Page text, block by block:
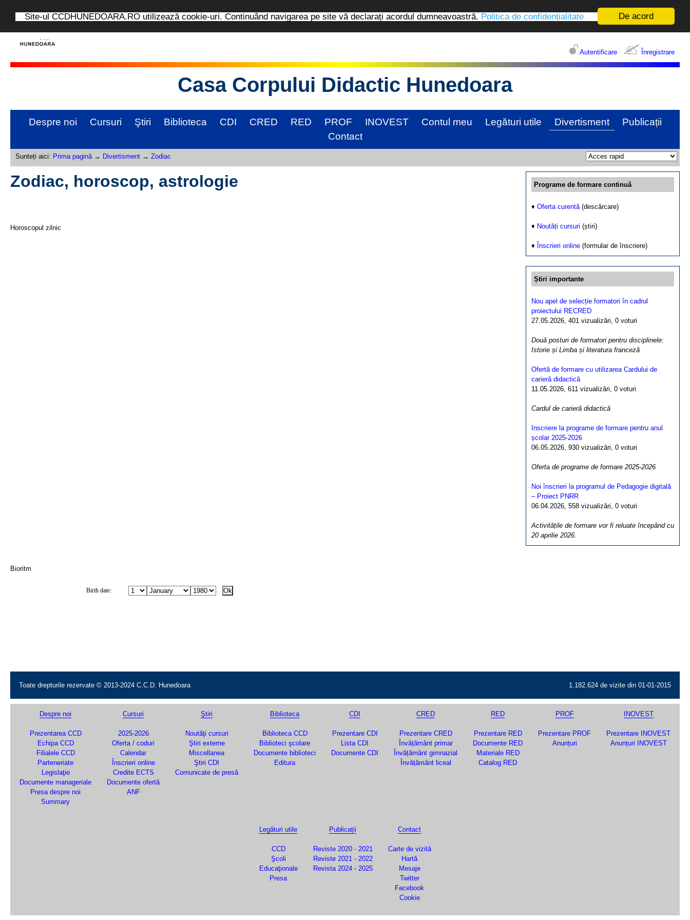
De acord
Site-ul CCDHUNEDOARA.RO utilizează cookie-uri. Continuând navigarea pe site vă declarați acordul dumneavoastră. Politica de confidențialitate
Autentificare Înregistrare
Casa Corpului Didactic Hunedoara
Despre noi Cursuri Ştiri Biblioteca CDI CRED RED PROF INOVEST Contul meu Legături utile Divertisment
Publicații
Contact
Sunteți aici: Prima pagină→ Divertisment → Zodiac
Programe de formare continuă
♦ Oferta curentă(descărcare)
♦ Noutăți cursuri (știri)
♦ Înscrieri online (formular de înscriere)
Știri importante
Nou apel de selecție formatori în cadrul
proiectului RECRED
27.05.2026, 401 vizualizări, 0 voturi
Două posturi de formatori pentru disciplinele:
Istorie și Limba și literatura franceză
Ofertă de formare cu utilizarea Cardului de
carieră didactică
11.05.2026, 611 vizualizări, 0 voturi
Cardul de carieră didactică
Inscriere la programe de formare pentru anul
școlar 2025-2026
06.05.2026, 930 vizualizări, 0 voturi
Oferta de programe de formare 2025-2026
Noi înscrieri la programul de Pedagogie digitală
– Proiect PNRR
06.04.2026, 558 vizualizări, 0 voturi
Activitățile de formare vor fi reluate începând cu
20 aprilie 2026.
Zodiac, horoscop, astrologie
Horoscopul zilnic
Bioritm
Birth date:
Toate drepturile rezervate © 2013-2024 C.C.D. Hunedoara 1.182.624 de vizite din 01-01-2015
Despre noi
Prezentarea CCD
Echipa CCD
Filialele CCD
Parteneriate
Legislaţie
Documente manageriale
Presa despre noi
Summary
Cursuri
2025-2026
Oferta / coduri
Calendar
Înscrieri online
Credite ECTS
Documente ofertă
ANF
Ştiri
Noutăţi cursuri
Ştiri externe
Miscellanea
Ştiri CDI
Comunicate de presă
Biblioteca
Biblioteca CCD
Biblioteci şcolare
Documente biblioteci
Editura
CDI
Prezentare CDI
Lista CDI
Documente CDI
CRED
Prezentare CRED
Învățământ primar
Învățământ gimnazial
Învățământ liceal
RED
Prezentare RED
Documente RED
Materiale RED
Catalog RED
PROF
Prezentare PROF
Anunțuri
INOVEST
Prezentare INOVEST
Anunțuri INOVEST
Legături utile
CCD
Şcoli
Educaţionale
Presa
Publicații
Reviste 2020 - 2021
Reviste 2021 - 2022
Revista 2024 - 2025
Contact
Carte de vizită
Hartă
Mesaje
Twitter
Facebook
Cookie